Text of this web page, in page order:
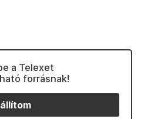
a Telexet
forrásnak!